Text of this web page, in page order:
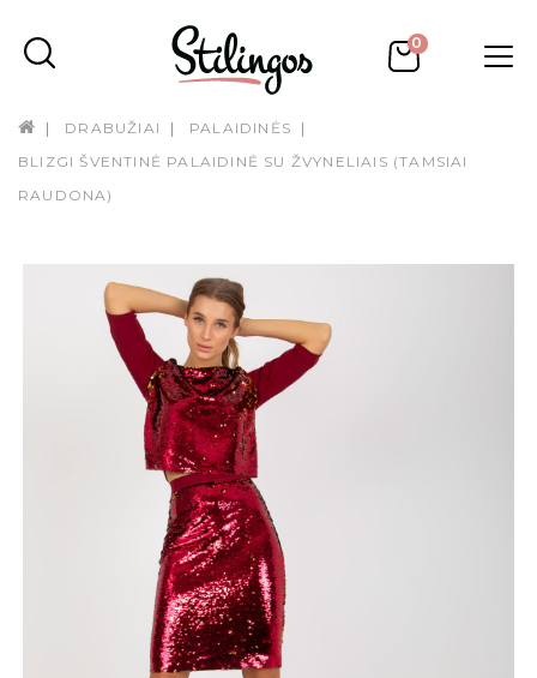
0
DRABUŽIAI
PALAIDINĖS
BLIZGI ŠVENTINĖ PALAIDINĖ SU ŽVYNELIAIS (TAMSIAI
RAUDONA)